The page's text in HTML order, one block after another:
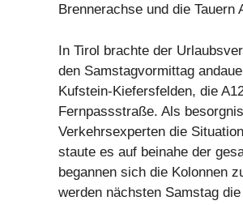
Brennerachse und die Tauern
In Tirol brachte der
den Samstagvormittag
Kufstein-Kiefersfelden, die
Fernpassstraße. Als
Verkehrsexperten die
staute es auf beinahe der
begannen sich die Kolonnen
werden nächsten Samstag